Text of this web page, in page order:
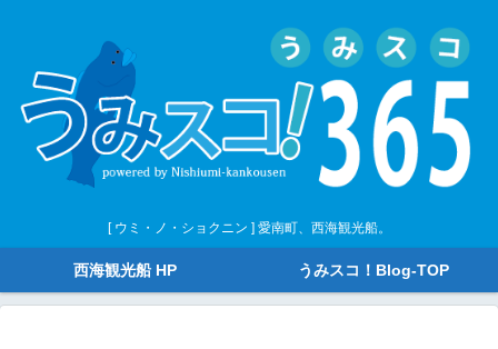
[ ウミ・ノ・ショクニン ] 愛南町、西海観光船。
西海観光船 HP うみスコ！Blog-TOP